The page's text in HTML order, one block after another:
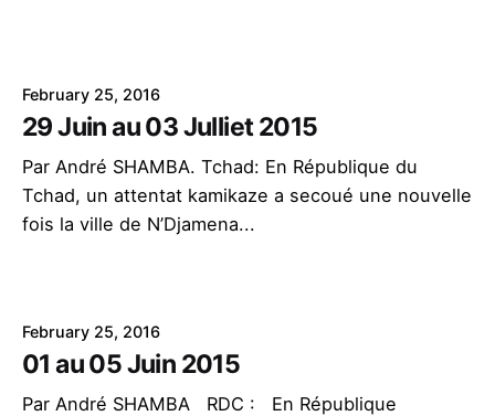
February 25, 2016
29 Juin au 03 Julliet 2015
Par André SHAMBA. Tchad: En République du
Tchad, un attentat kamikaze a secoué une nouvelle
fois la ville de N’Djamena...
February 25, 2016
01 au 05 Juin 2015
Par André SHAMBA RDC : En République